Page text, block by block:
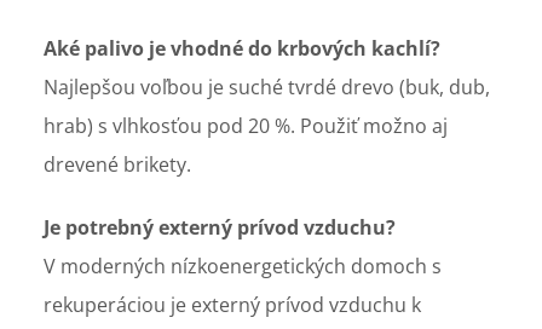
Aké palivo je vhodné do krbových kachlí?
Najlepšou voľbou je suché tvrdé drevo (buk, dub,
hrab) s vlhkosťou pod 20 %. Použiť možno aj
drevené brikety.
Je potrebný externý prívod vzduchu?
V moderných nízkoenergetických domoch s
rekuperáciou je externý prívod vzduchu k